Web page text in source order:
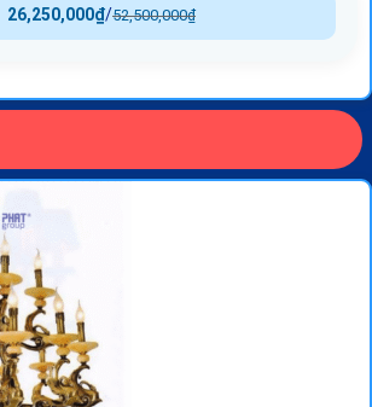
52,500,000₫
/
26,250,000₫